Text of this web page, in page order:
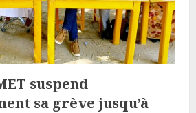
suspend
sa grève jusqu’à